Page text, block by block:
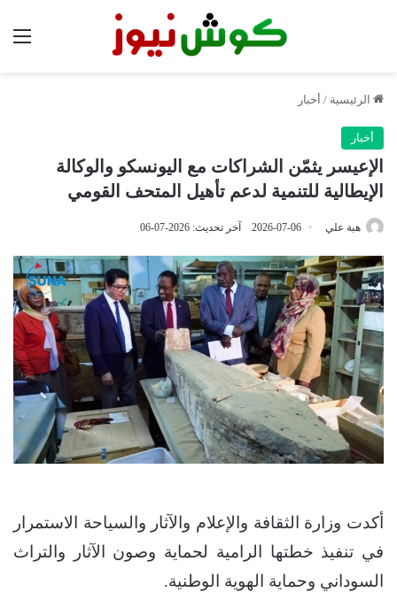
الرئيسية / أخبار
أخبار
الإعيسر يثمّن الشراكات مع اليونسكو والوكالة
الإيطالية للتنمية لدعم تأهيل المتحف القومي
هبة علي 2026-07-06 آخر تحديث: 2026-07-06
أكدت وزارة الثقافة والإعلام والآثار والسياحة الاستمرار
في تنفيذ خطتها الرامية لحماية وصون الآثار والتراث
السوداني وحماية الهوية الوطنية.